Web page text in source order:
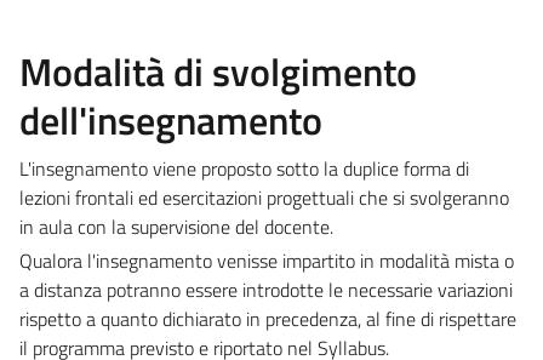
Modalità di svolgimento
dell'insegnamento
L'insegnamento viene proposto sotto la duplice forma di
lezioni frontali ed esercitazioni progettuali che si svolgeranno
in aula con la supervisione del docente.
Qualora l'insegnamento venisse impartito in modalità mista o
a distanza potranno essere introdotte le necessarie variazioni
rispetto a quanto dichiarato in precedenza, al fine di rispettare
il programma previsto e riportato nel Syllabus.